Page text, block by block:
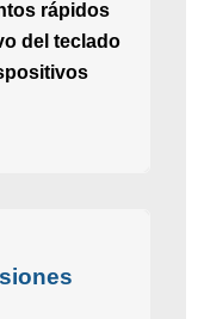
rápidos
del teclado